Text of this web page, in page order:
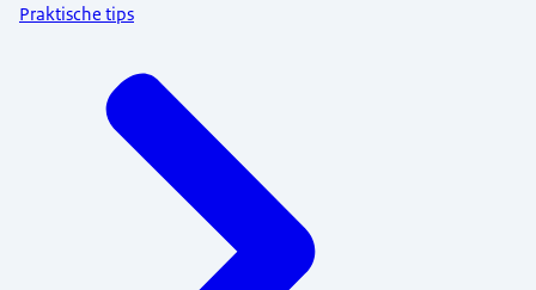
Praktische tips